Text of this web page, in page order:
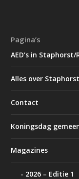
Pagina’s
AED’s in Staphorst/
Alles over Staphorst
Contact
Koningsdag
Magazines
2026 – Editie 1